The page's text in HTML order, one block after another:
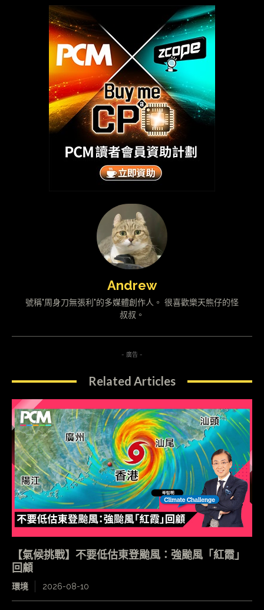
Andrew
號稱"周身刀無張利"的多媒體創作人。 很喜歡樂天熊仔的怪
叔叔。
- 廣告 -
Related Articles
【氣候挑戰】不要低估東登颱風：強颱風「紅霞」
回顧
環境 2026-08-10